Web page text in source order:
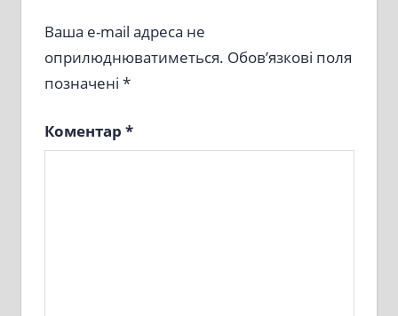
Ваша e-mail адреса не
оприлюднюватиметься. Обов’язкові поля
позначені *
Коментар *